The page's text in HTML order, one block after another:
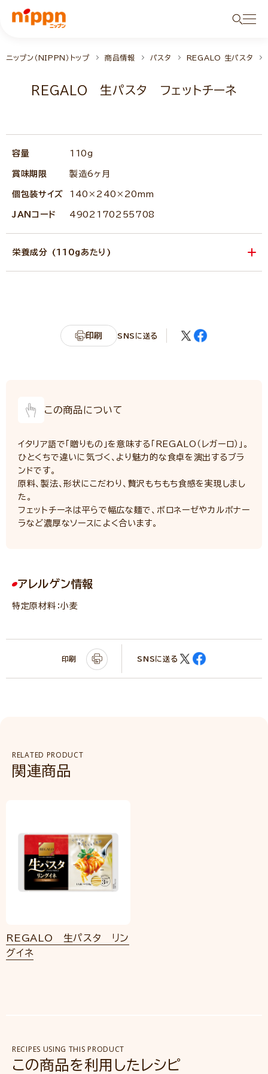
ニップン（NIPPN）トップ 商品情報 パスタ REGALO 生パスタ
REGALO 生パスタ フェットチーネ
容量 110g
賞味期限 製造6ヶ月
個包装サイズ 140×240×20mm
JANコード 4902170255708
栄養成分 (110gあたり)
72.5g
印刷 SNSに送る
この商品について
イタリア語で「贈りもの」を意味する「REGALO（レガーロ）」。
ひとくちで違いに気づく、より魅力的な食卓を演出するブラ
ンドです。
原料、製法、形状にこだわり、贅沢もちもち食感を実現しまし
た。
フェットチーネは平らで幅広な麺で、ボロネーゼやカルボナー
ラなど濃厚なソースによく合います。
アレルゲン情報
特定原材料：小麦
印刷 SNSに送る
RELATED PRODUCT
関連商品
REGALO 生パスタ リン
グイネ
RECIPES USING THIS PRODUCT
この商品を利用したレシピ